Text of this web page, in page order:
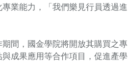
業能力，「我們樂見行員透過進
間，國金學院將開放其購買之專
成果應用等合作項目，促進產學